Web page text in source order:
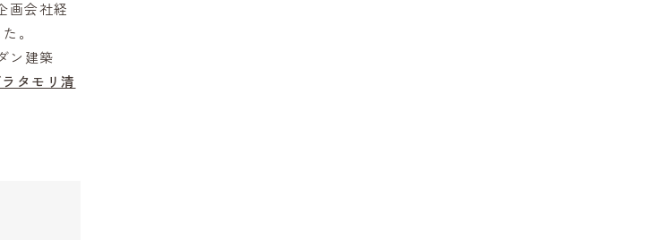
画会社経
。
ン建築
タモリ清